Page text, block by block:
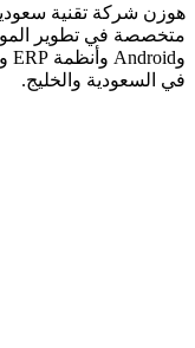
في السعودية والخليج.